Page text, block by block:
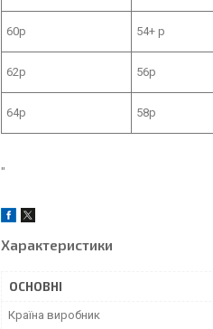
60р 54+ р
62р 56р
64р 58р
"
Характеристики
ОСНОВНІ
Країна виробник